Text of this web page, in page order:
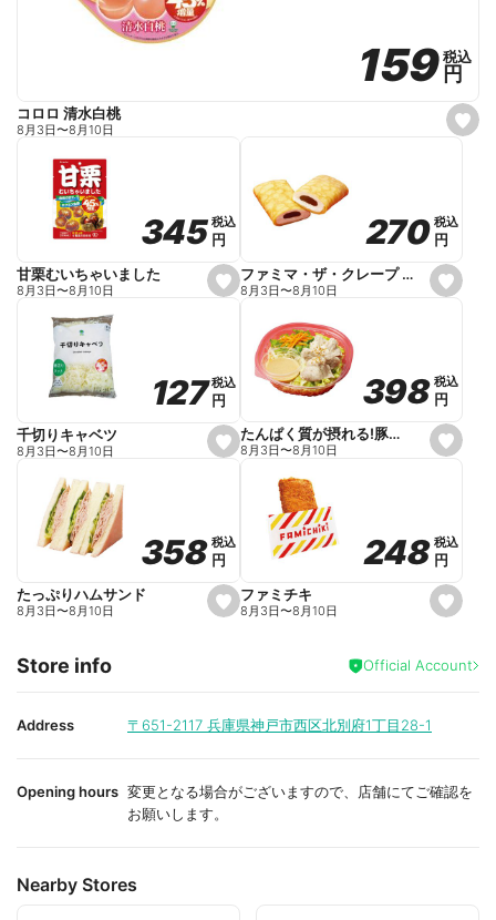
s
e
159
159税込
税込
円
円
コロロ 清水白桃
8月3日〜8月10日
s
e
o
r
i
e
345
345税込
税込
円
円
甘栗むいちゃいました
8月3日〜8月10日
s
e
o
r
i
e
270
270 税込
税込
円
円
ファミマ・ザ・クレープ 生チョコ
8月3日〜8月10日
s
e
o
r
i
e
127
127税込
税込
円
円
千切りキャベツ
8月3日〜8月10日
s
e
o
r
i
e
398
398 税込
税込
円
円
たんぱく質が摂れる!豚しゃぶのパスタサラダ
8月3日〜8月10日
s
e
i
t
358
358税込
税込
円
円
たっぷりハムサンド
8月3日〜8月10日
s
e
a
248
248 税込
税込
円
円
ファミチキ
8月3日〜8月10日
Store info Official Account
Address 〒651-2117 兵庫県神戸市西区北別府1丁目28-1
Opening hours 変更となる場合がございますので、店舗にてご確認を
お願いします。
Nearby Stores